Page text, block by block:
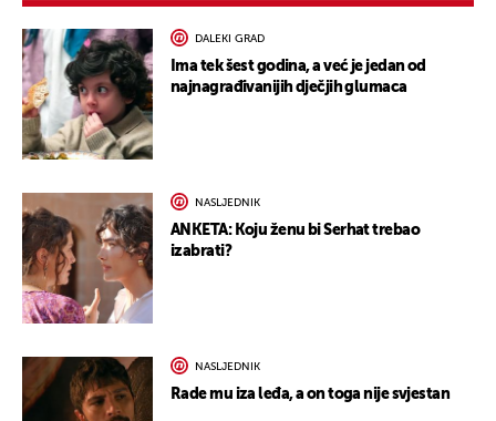
DALEKI GRAD
Ima tek šest godina, a već je jedan od
najnagrađivanijih dječjih glumaca
NASLJEDNIK
ANKETA: Koju ženu bi Serhat trebao
izabrati?
NASLJEDNIK
Rade mu iza leđa, a on toga nije svjestan